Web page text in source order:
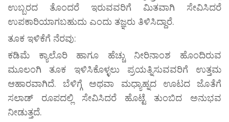
ಉಬ್ಬರದ ತೊಂದರೆ ಇರುವವರಿಗೆ ಮಿತವಾಗಿ ಸೇವಿಸಿದರೆ
ಉಪಕಾರಿಯಾಗಬಹುದು ಎಂದು ತಜ್ಞರು ತಿಳಿಸಿದ್ದಾರೆ.
ತೂಕ ಇಳಿಕೆಗೆ ನೆರವು:
ಕಡಿಮೆ ಕ್ಯಾಲೊರಿ ಹಾಗೂ ಹೆಚ್ಚು ನೀರಿನಾಂಶ ಹೊಂದಿರುವ
ಮೂಲಂಗಿ ತೂಕ ಇಳಿಸಿಕೊಳ್ಳಲು ಪ್ರಯತ್ನಿಸುವವರಿಗೆ ಉತ್ತಮ
ಆಹಾರವಾಗಿದೆ. ಬೆಳಿಗ್ಗೆ ಅಥವಾ ಮಧ್ಯಾಹ್ನದ ಊಟದ ಜೊತೆಗೆ
ಸಲಾಡ್ ರೂಪದಲ್ಲಿ ಸೇವಿಸಿದರೆ ಹೊಟ್ಟೆ ತುಂಬಿದ ಅನುಭವ
ನೀಡುತ್ತದೆ.